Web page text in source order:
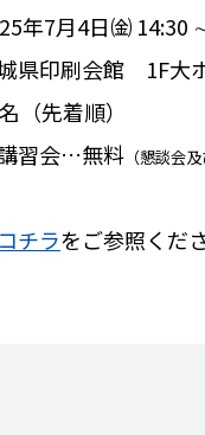
年7月4日㈮ 14:30
県印刷会館 1F大
（先着順）
習会…無料 （懇談会
コチラをご参照くだ